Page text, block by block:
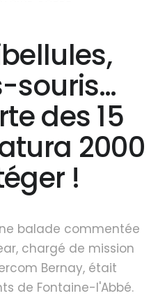
souris…
des 15
2000
!
balade commentée
chargé de mission
Bernay, était
de Fontaine-l'Abbé.